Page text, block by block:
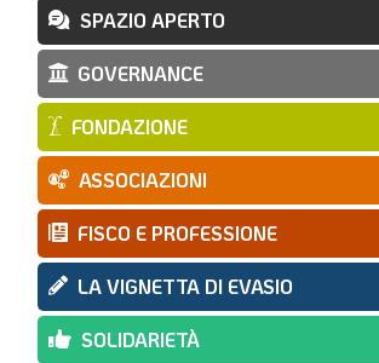
SPAZIO APERTO
GOVERNANCE
FONDAZIONE
ASSOCIAZIONI
FISCO E PROFESSIONE
LA VIGNETTA DI EVASIO
SOLIDARIETÀ